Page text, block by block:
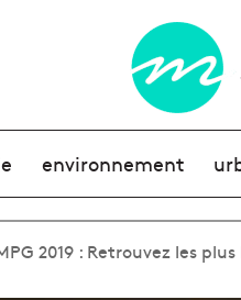
environnement
2019 : Retrouvez les